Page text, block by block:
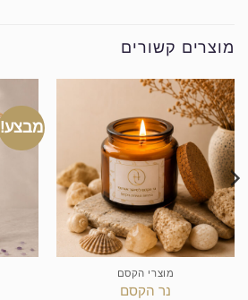
מוצרים קשורים
מוצרי הקסם
נר הקסם
מבצע!